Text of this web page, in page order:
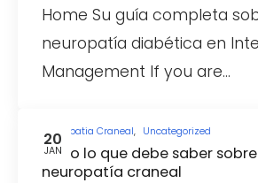
Home Su guía completa
neuropatía diabética en
Management If you are…
20
JAN
Neuropatia Craneal, Uncategorized
Todo lo que debe saber
neuropatía craneal